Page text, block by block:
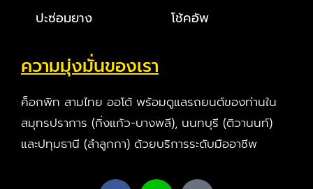
ปะซ่อมยาง
โช้คอัพ
ความมุ่งมั่นของเรา
ค็อกพิท สามไทย ออโต้ พร้อมดูแลรถยนต์ของท่านใน
สมุทรปราการ (กิ่งแก้ว-บางพลี), นนทบุรี (ติวานนท์)
และปทุมธานี (ลำลูกกา) ด้วยบริการระดับมืออาชีพ